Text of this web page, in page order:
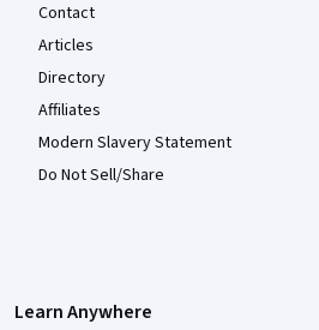
Contact
Articles
Directory
Affiliates
Modern Slavery Statement
Do Not Sell/Share
Learn Anywhere